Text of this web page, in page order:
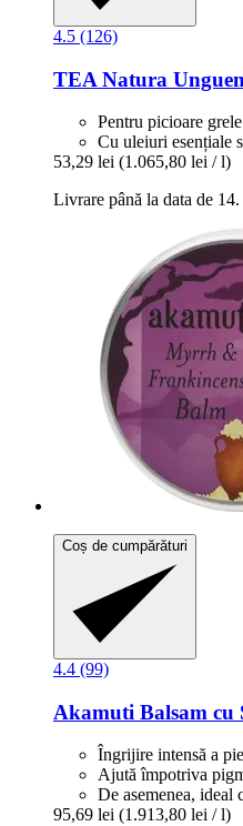
4.5 (126)
TEA Natura
Pentru picioare grele
Cu uleiuri esențiale
53,29 lei (1.065,80 lei / l)
Livrare până la data de 14.
Coș de cumpărături
4.4 (99)
Akamuti Balsam cu
Îngrijire intensă a
Ajută împotriva
De asemenea, ideal
95,69 lei (1.913,80 lei / l)